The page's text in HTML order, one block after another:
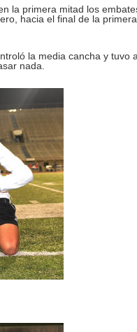
la primera mitad los
hacia el final de la
la media cancha y tuvo
nada.